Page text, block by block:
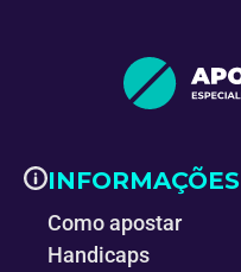
INFORMAÇÕES
Como apostar
Handicaps